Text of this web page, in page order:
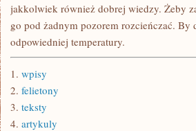
jakkolwiek również dobrej wiedzy. Żeby
go pod żadnym pozorem rozcieńczać. By
odpowiedniej temperatury.
1. wpisy
2. felietony
3. teksty
4. artykuly